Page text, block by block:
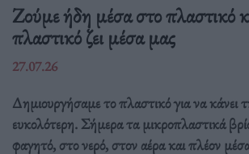
Ζούμε ήδη μέσα στο πλαστικό
πλαστικό ζει μέσα μας
27.07.26
Δημιουργήσαμε το πλαστικό για να κάνει
ευκολότερη. Σήμερα τα μικροπλαστικά
φαγητό, στο νερό, στον αέρα και πλέον